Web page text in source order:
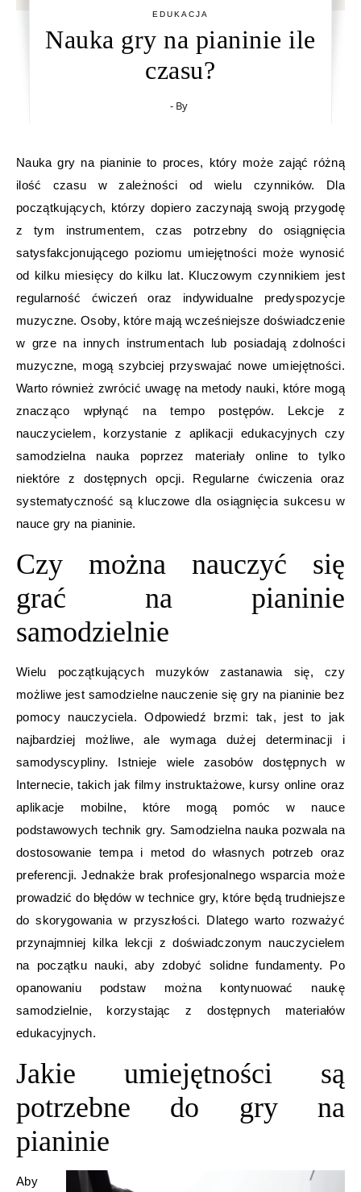
EDUKACJA
Nauka gry na pianinie ile
czasu?
- By
Nauka gry na pianinie to proces, który może zająć różną
ilość czasu w zależności od wielu czynników. Dla
początkujących, którzy dopiero zaczynają swoją przygodę
z tym instrumentem, czas potrzebny do osiągnięcia
satysfakcjonującego poziomu umiejętności może wynosić
od kilku miesięcy do kilku lat. Kluczowym czynnikiem jest
regularność ćwiczeń oraz indywidualne predyspozycje
muzyczne. Osoby, które mają wcześniejsze doświadczenie
w grze na innych instrumentach lub posiadają zdolności
muzyczne, mogą szybciej przyswajać nowe umiejętności.
Warto również zwrócić uwagę na metody nauki, które mogą
znacząco wpłynąć na tempo postępów. Lekcje z
nauczycielem, korzystanie z aplikacji edukacyjnych czy
samodzielna nauka poprzez materiały online to tylko
niektóre z dostępnych opcji. Regularne ćwiczenia oraz
systematyczność są kluczowe dla osiągnięcia sukcesu w
nauce gry na pianinie.
Czy można nauczyć się
grać na pianinie
samodzielnie
Wielu początkujących muzyków zastanawia się, czy
możliwe jest samodzielne nauczenie się gry na pianinie bez
pomocy nauczyciela. Odpowiedź brzmi: tak, jest to jak
najbardziej możliwe, ale wymaga dużej determinacji i
samodyscypliny. Istnieje wiele zasobów dostępnych w
Internecie, takich jak filmy instruktażowe, kursy online oraz
aplikacje mobilne, które mogą pomóc w nauce
podstawowych technik gry. Samodzielna nauka pozwala na
dostosowanie tempa i metod do własnych potrzeb oraz
preferencji. Jednakże brak profesjonalnego wsparcia może
prowadzić do błędów w technice gry, które będą trudniejsze
do skorygowania w przyszłości. Dlatego warto rozważyć
przynajmniej kilka lekcji z doświadczonym nauczycielem
na początku nauki, aby zdobyć solidne fundamenty. Po
opanowaniu podstaw można kontynuować naukę
samodzielnie, korzystając z dostępnych materiałów
edukacyjnych.
Jakie umiejętności są
potrzebne do gry na
pianinie
Aby